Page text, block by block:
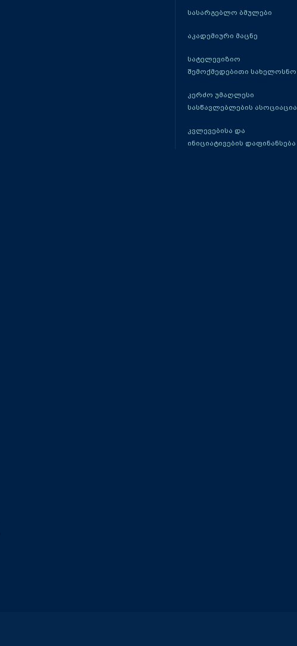
სასარგებლო ბმულები
აკადემიური მაცნე
სატელევიზიო
შემოქმედებითი სახელოსნო
კერძო უმაღლესი
სასწავლებლების ასოციაცია
კვლევებისა და
ინიციატივების დაფინანსება